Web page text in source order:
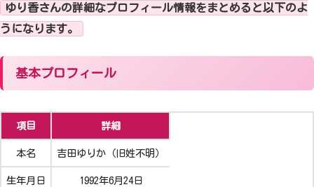
ゆり香さんの詳細なプロフィール情報をまとめると以下のよ
うになります。
基本プロフィール
項目 詳細
本名 吉田ゆりか（旧姓不明）
生年月日 1992年6月24日